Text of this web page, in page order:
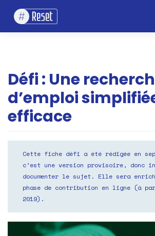
Défi : Une
d’emploi
efficace
Cette fiche défi a été rédigée en
c’est une version provisoire, donc
documenter le sujet. Elle sera
phase de contribution en ligne (à
2019).